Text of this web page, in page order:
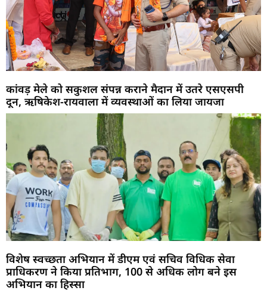
कांवड़ मेले को सकुशल संपन्न कराने मैदान में उतरे एसएसपी
दून, ऋषिकेश-रायवाला में व्यवस्थाओं का लिया जायजा
विशेष स्वच्छता अभियान में डीएम एवं सचिव विधिक सेवा
प्राधिकरण ने किया प्रतिभाग, 100 से अधिक लोग बने इस
अभियान का हिस्सा